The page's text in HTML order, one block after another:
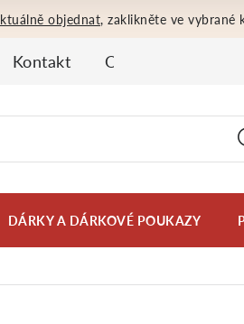
objednat, zaklikněte ve
Kontakt Obchodní podmínky
DÁRKY A DÁRKOVÉ POUKAZY